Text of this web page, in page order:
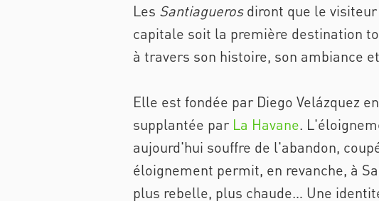
Les Santiagueros diront que le visiteur
capitale soit la première destination
à travers son histoire, son ambiance
Elle est fondée par Diego Velázquez
supplantée par La Havane.
aujourd'hui souffre de l'abandon,
éloignement permit, en revanche, à
plus rebelle, plus chaude… Une